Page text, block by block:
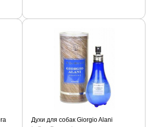
Духи для собак Giorgio Alani